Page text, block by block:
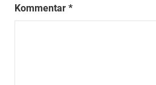
Kommentar *